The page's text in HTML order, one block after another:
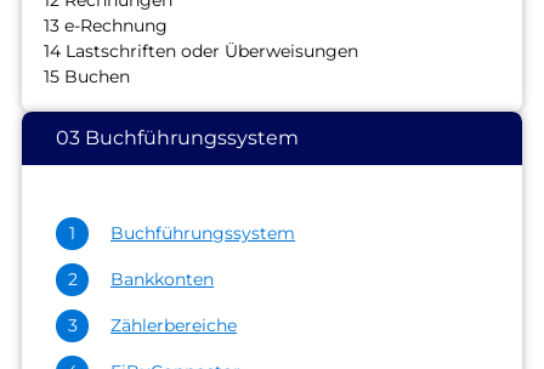
13 e-Rechnung
14 Lastschriften oder Überweisungen
15 Buchen
03 Buchführungssystem
Buchführungssystem
Bankkonten
Zählerbereiche